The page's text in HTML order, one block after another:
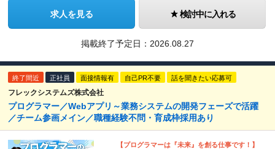
求人を見る 検討中に入れる
掲載終了予定日： 2026.08.27
終了間近 正社員 面接情報有 自己PR不要 話を聞きたい応募可
フレックシステムズ株式会社
プログラマー／Webアプリ～業務システムの開発フェーズで活躍
／チーム参画メイン／職種経験不問・育成枠採用あり
【プログラマーは『未来』を創る仕事です！】